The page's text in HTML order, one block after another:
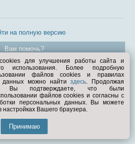
на полную версию
Вам помочь?
1998—2026
для улучшения работы сайта и
использования. Более подробную
файлов cookies и правилах
данных можно найтиздесь. Продолжая
Вы подтверждаете, что были
файлов cookies и согласны с
персональных данных. Вы можете
Вашего браузера.
Принимаю